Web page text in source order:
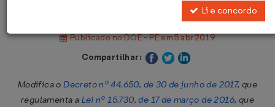
Decreto Nº 47271 DE 04/04/2019
Publicado no DOE - PE em 5 abr 2019
Compartilhar:
Modifica oDecreto nº 44.650, de 30 de junho de 2017, que
regulamenta a Lei nº 15.730, de 17 de março de 2016, que
Li e concordo